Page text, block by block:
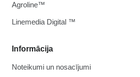
Informācija
Noteikumi un nosacījumi
Agroline™
Linemedia Digital ™